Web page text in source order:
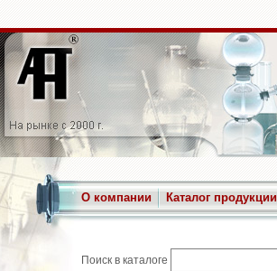
О компании Каталог продукции
Поиск в каталоге